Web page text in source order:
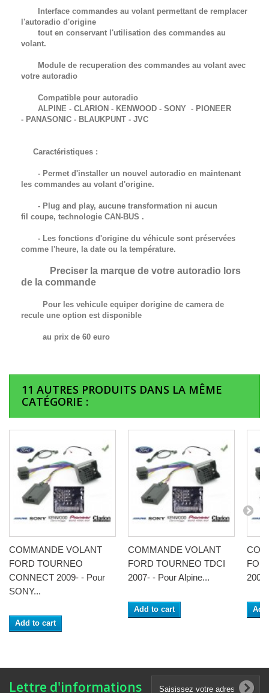
Interface commandes au volant permettant de remplacer
l'autoradio d'origine
tout en conservant l'utilisation des commandes au
volant.
Module de recuperation des commandes au volant avec
votre autoradio
Compatible pour autoradio
ALPINE - CLARION - KENWOOD - SONY - PIONEER
- PANASONIC - BLAUKPUNT - JVC
Caractéristiques :
- Permet d'installer un nouvel autoradio en maintenant
les commandes au volant d'origine.
- Plug and play, aucune transformation ni aucun
fil coupe, technologie CAN-BUS .
- Les fonctions d'origine du véhicule sont préservées
comme l'heure, la date ou la température.
Preciser la marque de votre autoradio lors
de la commande
Pour les vehicule equiper dorigine de camera de
recule une option est disponible
au prix de 60 euro
11 AUTRES PRODUITS DANS LA MÊME
CATÉGORIE :
COMMANDE VOLANT
FORD TOURNEO
CONNECT 2009- - Pour
SONY...
Add to cart
COMMANDE VOLANT
FORD TOURNEO TDCI
2007- - Pour Alpine...
Add to cart
Lettre d'informations